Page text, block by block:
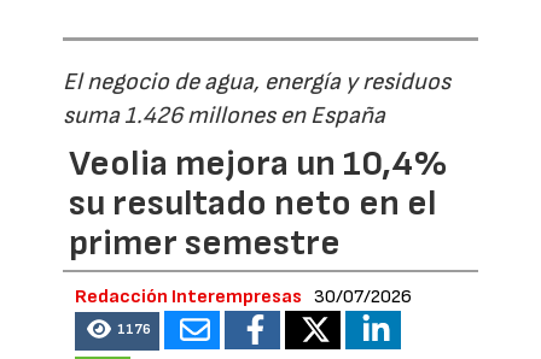
El negocio de agua, energía y residuos
suma 1.426 millones en España
Veolia mejora un 10,4%
su resultado neto en el
primer semestre
Redacción Interempresas 30/07/2026
1176